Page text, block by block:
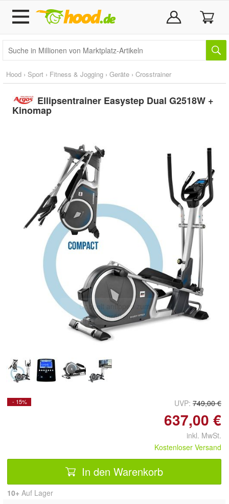
Hood › Sport › Fitness & Jogging › Geräte › Crosstrainer
Ellipsentrainer Easystep Dual G2518W +
Kinomap
Doppelt antippen zum
vergrößern
- 15% UVP: 749,00 €
637,00 €
inkl. MwSt.
Kostenloser Versand
In den Warenkorb
10+ Auf Lager